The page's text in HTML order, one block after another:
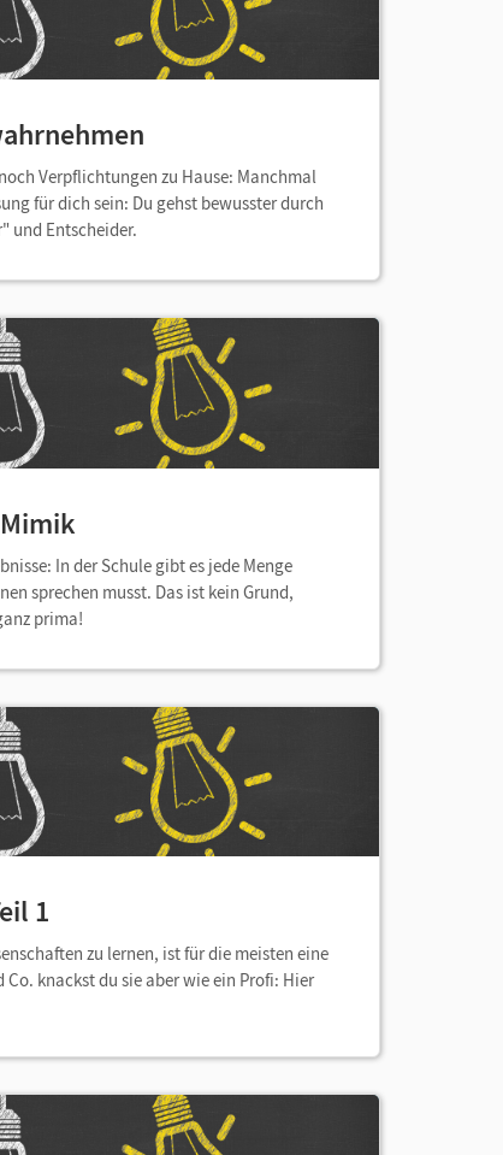
Verpflichtungen zu Hause: Manchmal
für dich sein: Du gehst bewusster durch
und Entscheider.
In der Schule gibt es jede Menge
sprechen musst. Das ist kein Grund,
prima!
1
zu lernen, ist für die meisten eine
knackst du sie aber wie ein Profi: Hier